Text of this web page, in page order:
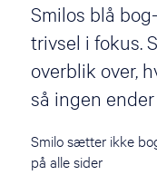
Smilos blå
trivsel i fokus.
overblik over,
så ingen
Smilo sætter ikke
på alle sider